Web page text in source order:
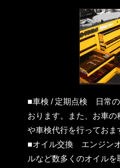
■車検 / 定期点検
日常
おります。また、お車
や車検代行を行っておま
■オイル交換 エンジン
ルなど数多くのオイルを